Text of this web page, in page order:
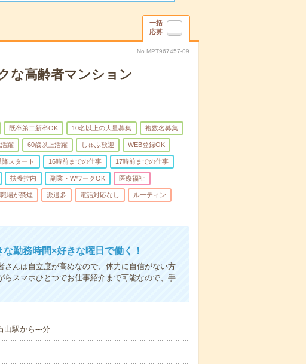
一括
応募
No.MPT967457-09
な高齢者マンション
既卒第二新卒OK 10名以上の大量募集 複数名募集
躍 60歳以上活躍 しゅふ歓迎 WEB登録OK
スタート 16時前までの仕事 17時前までの仕事
扶養控内 副業・WワークOK 医療福祉
職場が禁煙 派遣多 電話対応なし ルーティン
勤務時間×好きな曜日で働く！
んは自立度が高めなので、体力に自信がない方
スマホひとつでお仕事紹介まで可能なので、手
山駅から---分